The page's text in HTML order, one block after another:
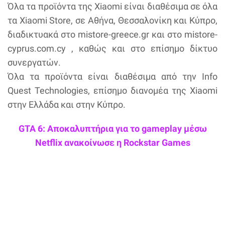
Όλα τα προϊόντα της Xiaomi είναι διαθέσιμα σε όλα
τα Xiaomi Store, σε Αθήνα, Θεσσαλονίκη και Κύπρο,
διαδικτυακά στο mistore-greece.gr και στο mistore-
cyprus.com.cy , καθώς και στο επίσημο δίκτυο
συνεργατών.
Όλα τα προϊόντα είναι διαθέσιμα από την Info
Quest Technologies, επίσημο διανομέα της Xiaomi
στην Ελλάδα και στην Κύπρο.
GTA 6: Αποκαλυπτήρια για το gameplay μέσω
Netflix ανακοίνωσε η Rockstar Games